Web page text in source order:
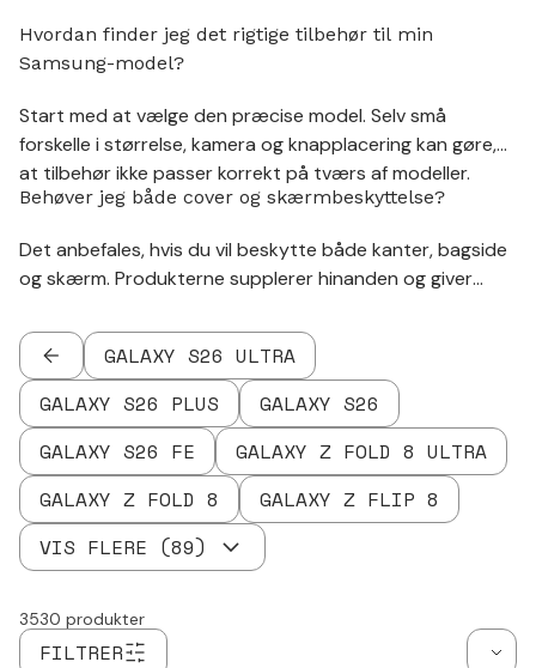
Hvordan finder jeg det rigtige tilbehør til min
Samsung-model?
Start med at vælge den præcise model. Selv små
forskelle i størrelse, kamera og knapplacering kan gøre,
at tilbehør ikke passer korrekt på tværs af modeller.
Behøver jeg både cover og skærmbeskyttelse?
Det anbefales, hvis du vil beskytte både kanter, bagside
og skærm. Produkterne supplerer hinanden og giver
TILBAGEGALAXY S26 ULTRA
GALAXY S26 PLUS
GALAXY S26
GALAXY S26 FE
GALAXY Z FOLD 8 ULTRA
GALAXY Z FOLD 8
GALAXY Z FLIP 8
VIS FLERE (89)
FILTRER
3530 produkter